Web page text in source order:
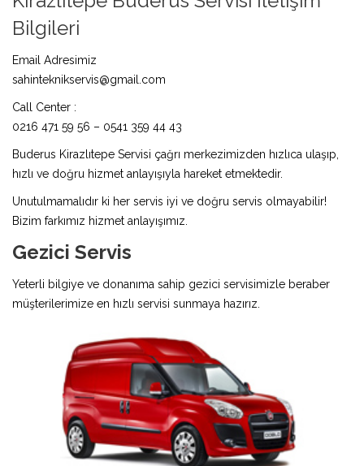
Bilgileri
Email Adresimiz
sahinteknikservis@gmail.com
Call Center :
0216 471 59 56 – 0541 359 44 43
Buderus Kirazlıtepe Servisi çağrı merkezimizden hızlıca ulaşıp,
hızlı ve doğru hizmet anlayışıyla hareket etmektedir.
Unutulmamalıdır ki her servis iyi ve doğru servis olmayabilir!
Bizim farkımız hizmet anlayışımız.
Gezici Servis
Yeterli bilgiye ve donanıma sahip gezici servisimizle beraber
müşterilerimize en hızlı servisi sunmaya hazırız.